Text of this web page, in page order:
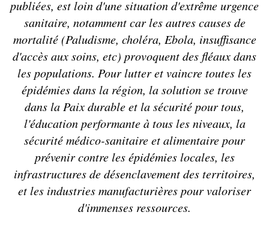
publiées, est loin d'une situation d'extrême urgence
sanitaire, notamment car les autres causes de
mortalité (Paludisme, choléra, Ebola, insuffisance
d'accès aux soins, etc) provoquent des fléaux dans
les populations. Pour lutter et vaincre toutes les
épidémies dans la région, la solution se trouve
dans la Paix durable et la sécurité pour tous,
l'éducation performante à tous les niveaux, la
sécurité médico-sanitaire et alimentaire pour
prévenir contre les épidémies locales, les
infrastructures de désenclavement des territoires,
et les industries manufacturières pour valoriser
d'immenses ressources.